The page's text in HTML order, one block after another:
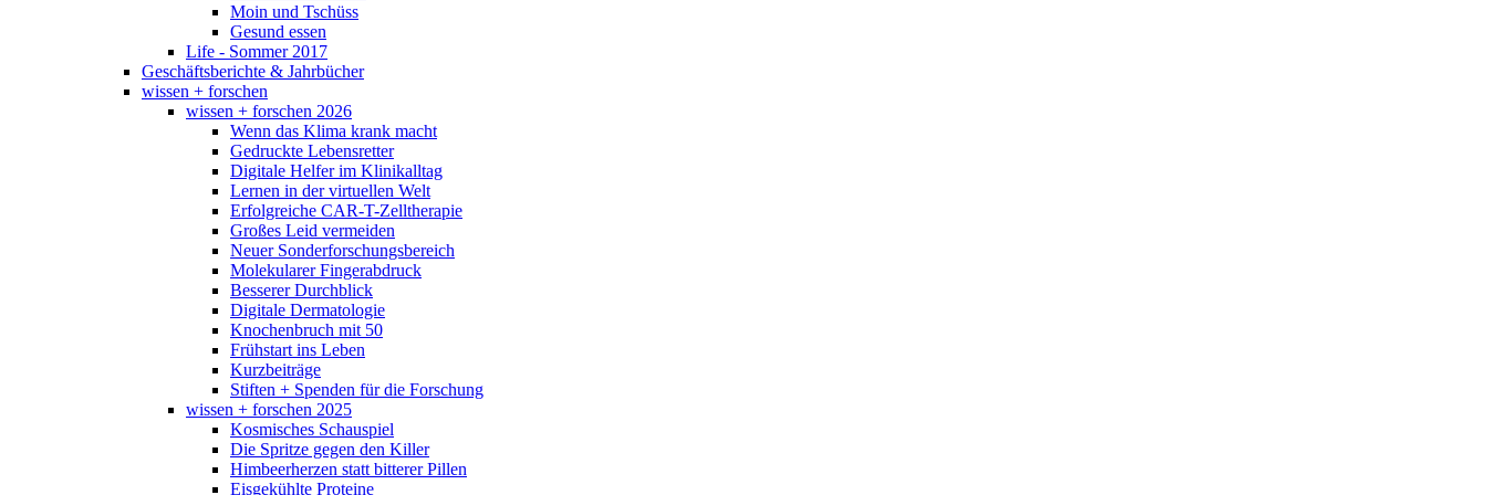
Moin und Tschüss
Gesund essen
Life - Sommer 2017
Geschäftsberichte & Jahrbücher
wissen + forschen
wissen + forschen 2026
Wenn das Klima krank macht
Gedruckte Lebensretter
Digitale Helfer im Klinikalltag
Lernen in der virtuellen Welt
Erfolgreiche CAR-T-Zelltherapie
Großes Leid vermeiden
Neuer Sonderforschungsbereich
Molekularer Fingerabdruck
Besserer Durchblick
Digitale Dermatologie
Knochenbruch mit 50
Frühstart ins Leben
Kurzbeiträge
Stiften + Spenden für die Forschung
wissen + forschen 2025
Kosmisches Schauspiel
Die Spritze gegen den Killer
Himbeerherzen statt bitterer Pillen
Eisgekühlte Proteine